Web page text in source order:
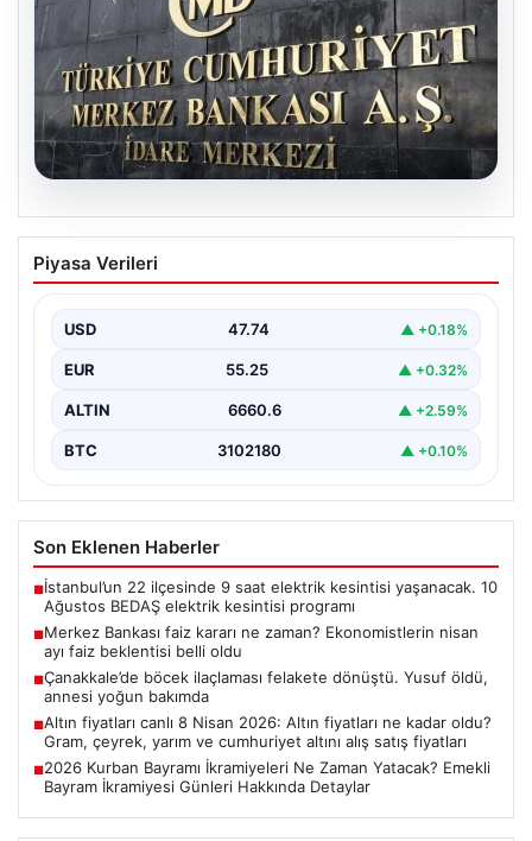
07.08.2026
Merkez Bankası faiz kararı ne zaman?
Ekonomistlerin nisan ayı faiz beklentisi
Piyasa Verileri
USD 47.74 ▲ +0.18%
EUR 55.25 ▲ +0.32%
ALTIN 6660.6 ▲ +2.59%
BTC 3102180 ▲ +0.10%
Son Eklenen Haberler
■İstanbul’un 22 ilçesinde 9 saat elektrik kesintisi yaşanacak. 10
Ağustos BEDAŞ elektrik kesintisi programı
■Merkez Bankası faiz kararı ne zaman? Ekonomistlerin nisan
ayı faiz beklentisi belli oldu
■Çanakkale’de böcek ilaçlaması felakete dönüştü. Yusuf öldü,
annesi yoğun bakımda
■Altın fiyatları canlı 8 Nisan 2026: Altın fiyatları ne kadar oldu?
Gram, çeyrek, yarım ve cumhuriyet altını alış satış fiyatları
■2026 Kurban Bayramı İkramiyeleri Ne Zaman Yatacak? Emekli
Bayram İkramiyesi Günleri Hakkında Detaylar